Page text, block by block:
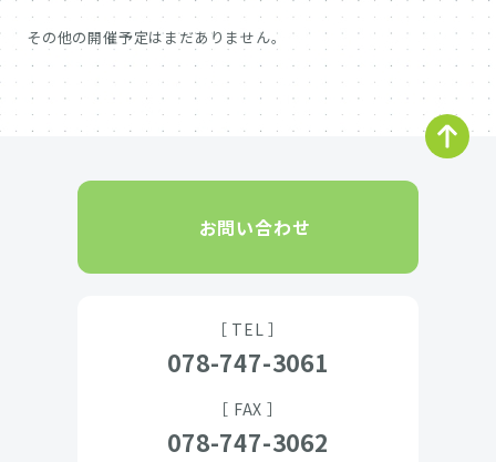
その他の開催予定はまだありません。
お問い合わせ
［ TEL ］
078-747-3061
［ FAX ］
078-747-3062